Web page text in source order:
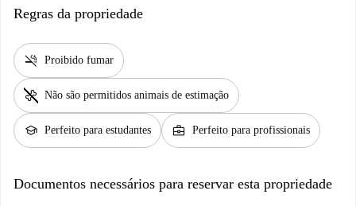
Regras da propriedade
smoke_free Proibido fumar
pet_supplies Não são permitidos animais de estimação
school Perfeito para estudantes business_center Perfeito para profissionais
Documentos necessários para reservar esta propriedade